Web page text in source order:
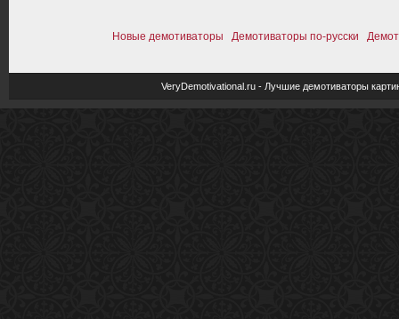
Новые демотиваторы Демотиваторы по-русски
VeryDemotivational.ru- Лучшие демотиваторы